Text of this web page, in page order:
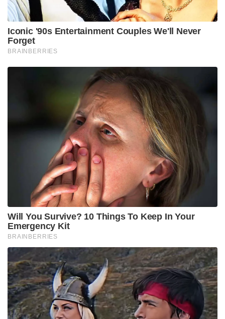
Iconic '90s Entertainment Couples We'll Never
Forget
BRAINBERRIES
Will You Survive? 10 Things To Keep In Your
Emergency Kit
BRAINBERRIES